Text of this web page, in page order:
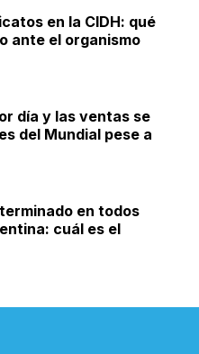
en la CIDH: qué
ante el organismo
día y las ventas se
del Mundial pese a
en todos
cuál es el